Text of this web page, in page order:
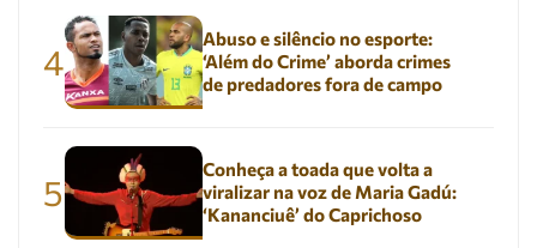
4
Abuso e silêncio no esporte:
‘Além do Crime’ aborda crimes
de predadores fora de campo
5
Conheça a toada que volta a
viralizar na voz de Maria Gadú:
‘Kananciuê’ do Caprichoso